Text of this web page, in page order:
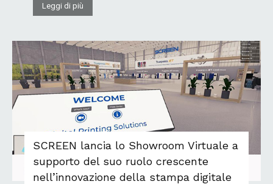
Leggi di più
SCREEN lancia lo Showroom Virtuale a
supporto del suo ruolo crescente
nell’innovazione della stampa digitale